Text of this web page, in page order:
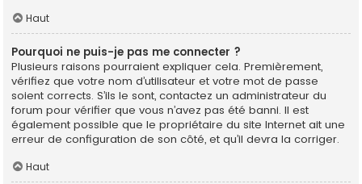
Haut
Pourquoi ne puis-je pas me connecter ?
Plusieurs raisons pourraient expliquer cela. Premièrement,
vérifiez que votre nom d’utilisateur et votre mot de passe
soient corrects. S’ils le sont, contactez un administrateur du
forum pour vérifier que vous n’avez pas été banni. Il est
également possible que le propriétaire du site Internet ait une
erreur de configuration de son côté, et qu’il devra la corriger.
Haut